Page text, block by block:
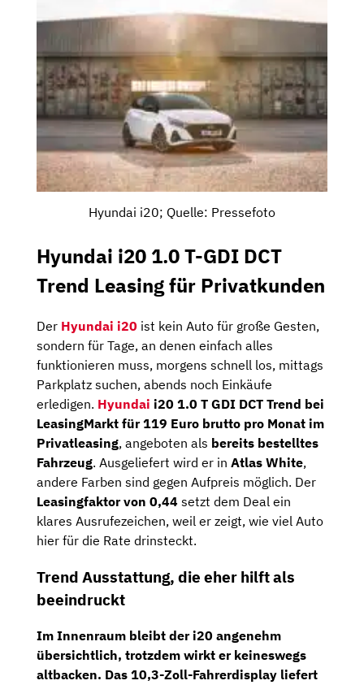
Hyundai i20; Quelle: Pressefoto
Hyundai i20 1.0 T-GDI DCT
Trend Leasing für Privatkunden
Der Hyundai i20 ist kein Auto für große Gesten,
sondern für Tage, an denen einfach alles
funktionieren muss, morgens schnell los, mittags
Parkplatz suchen, abends noch Einkäufe
erledigen. Hyundai i20 1.0 T GDI DCT Trend bei
LeasingMarkt für 119 Euro brutto pro Monat im
Privatleasing, angeboten als bereits bestelltes
Fahrzeug. Ausgeliefert wird er in Atlas White,
andere Farben sind gegen Aufpreis möglich. Der
Leasingfaktor von 0,44 setzt dem Deal ein
klares Ausrufezeichen, weil er zeigt, wie viel Auto
hier für die Rate drinsteckt.
Trend Ausstattung, die eher hilft als
beeindruckt
Im Innenraum bleibt der i20 angenehm
übersichtlich, trotzdem wirkt er keineswegs
altbacken. Das 10,3-Zoll-Fahrerdisplay liefert